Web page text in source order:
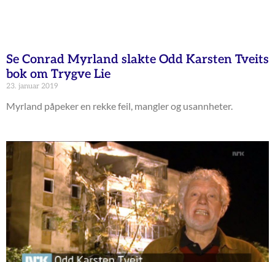
Se Conrad Myrland slakte Odd Karsten Tveits
bok om Trygve Lie
23. januar 2019
Myrland påpeker en rekke feil, mangler og usannheter.